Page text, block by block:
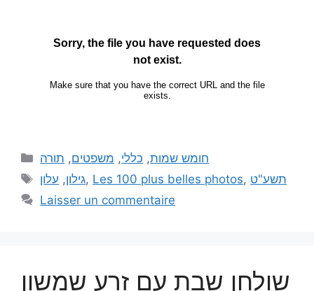
חומש שמות, כללי, משפטים, תורה
גילון, עלון , Les 100 plus belles photos, תשע"ט
Laisser un commentaire
שולחן שבת עם זרע שמשון